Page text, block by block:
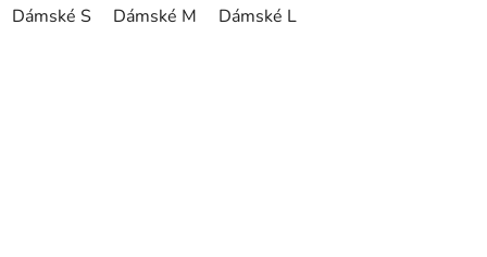
Dámské S Dámské M Dámské L